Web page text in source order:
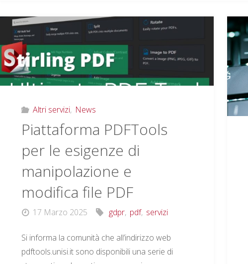
Altri servizi, News
Piattaforma PDFTools
per le esigenze di
manipolazione e
modifica file PDF
17 Marzo 2025 gdpr, pdf, servizi
Si informa la comunità che all’indirizzo web
pdftools.unisi.it sono disponibili una serie di